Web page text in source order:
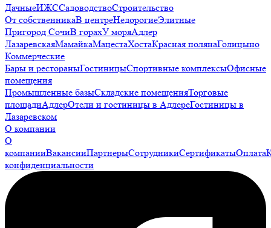
ДачныеИЖССадоводствоСтроительство
От собственникаВ центреНедорогиеЭлитные
Пригород СочиВ горахУ моряАдлер
ЛазаревскаяМамайкаМацестаХостаКрасная полянаГолицыно
Коммерческие
Бары и рестораныГостиницыСпортивные комплексыОфисные
помещения
Промышленные базыСкладские помещенияТорговые
площадиАдлерОтели и гостиницы в АдлереГостиницы в
Лазаревском
О компании
О
компанииВакансииПартнерыСотрудникиСертификатыОплата
конфиденциальности